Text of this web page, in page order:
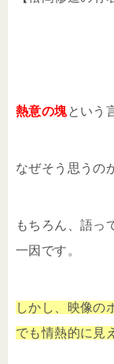
熱意の塊という
なぜそう思うの
もちろん、語っ
一因です。
しかし、映像の
でも情熱的に見